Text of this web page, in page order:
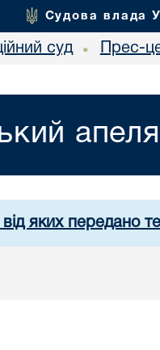
Судова влада
суд • Прес-
від яких передано